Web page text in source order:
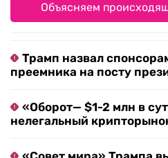
Объясняем
Трамп назвал
преемника на посту
«Оборот— $1-2 млн в
нелегальный